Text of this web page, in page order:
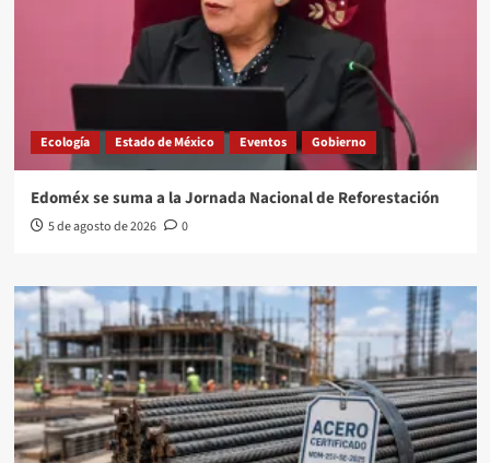
Ecología Estado de México Eventos Gobierno
Edoméx se suma a la Jornada Nacional de Reforestación
5 de agosto de 2026 0